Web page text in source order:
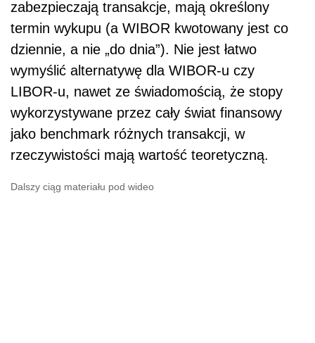
zabezpieczają transakcje, mają określony
termin wykupu (a WIBOR kwotowany jest co
dziennie, a nie „do dnia”). Nie jest łatwo
wymyślić alternatywę dla WIBOR-u czy
LIBOR-u, nawet ze świadomością, że stopy
wykorzystywane przez cały świat finansowy
jako benchmark różnych transakcji, w
rzeczywistości mają wartość teoretyczną.
Dalszy ciąg materiału pod wideo